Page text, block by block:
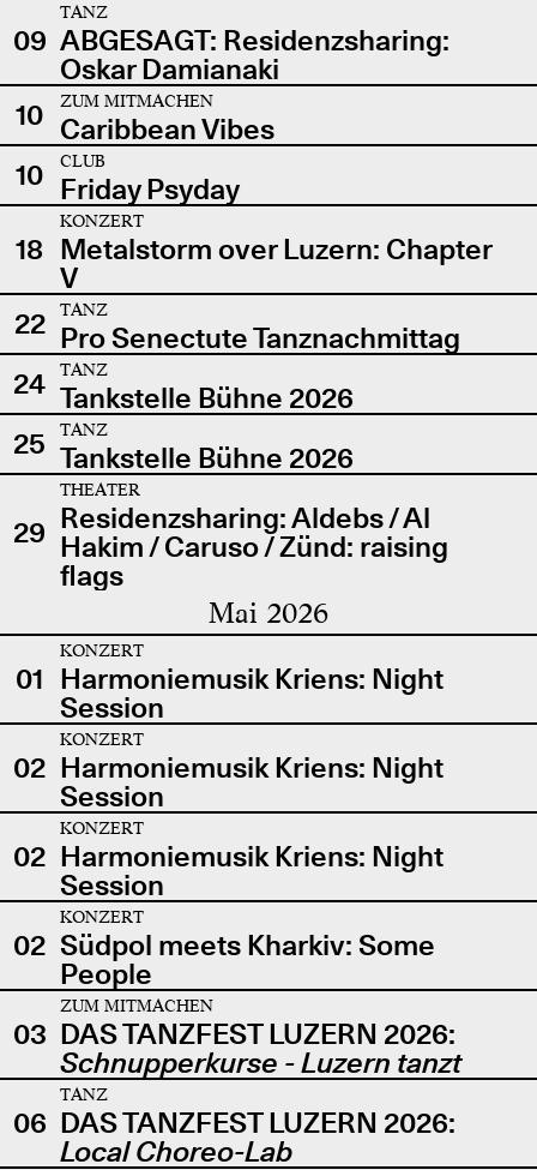
09
TANZ
ABGESAGT: Residenzsharing:
Oskar Damianaki
10
ZUM MITMACHEN
Caribbean Vibes
10
CLUB
Friday Psyday
18
KONZERT
Metalstorm over Luzern: Chapter
V
22
TANZ
Pro Senectute Tanznachmittag
24
TANZ
Tankstelle Bühne 2026
25
TANZ
Tankstelle Bühne 2026
29
THEATER
Residenzsharing: Aldebs / Al
Hakim / Caruso / Zünd: raising
flags
Mai 2026
01
KONZERT
Harmoniemusik Kriens: Night
Session
02
KONZERT
Harmoniemusik Kriens: Night
Session
02
KONZERT
Harmoniemusik Kriens: Night
Session
02
KONZERT
Südpol meets Kharkiv: Some
People
03
ZUM MITMACHEN
DAS TANZFEST LUZERN 2026:
Schnupperkurse - Luzern tanzt
06
TANZ
DAS TANZFEST LUZERN 2026:
Local Choreo-Lab